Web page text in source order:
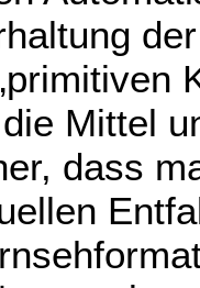
Mittel
dass